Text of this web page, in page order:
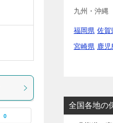
0
九州・沖縄
福岡県 佐賀
宮崎県 鹿児
全国各地の